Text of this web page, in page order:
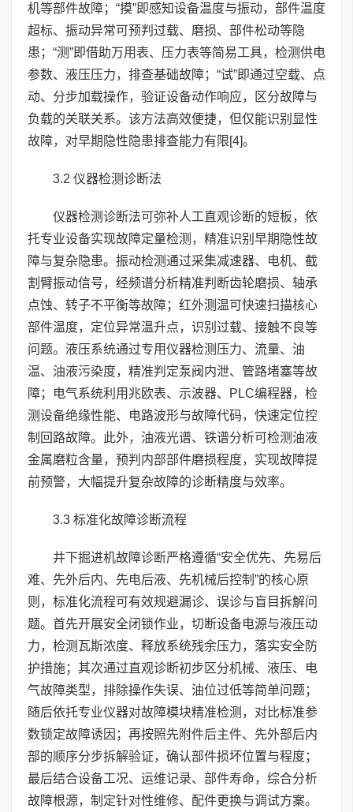
机等部件故障；“摸”即感知设备温度与振动，部件温度
超标、振动异常可预判过载、磨损、部件松动等隐
患；“测”即借助万用表、压力表等简易工具，检测供电
参数、液压压力，排查基础故障；“试”即通过空载、点
动、分步加载操作，验证设备动作响应，区分故障与
负载的关联关系。该方法高效便捷，但仅能识别显性
故障，对早期隐性隐患排查能力有限[4]。
3.2 仪器检测诊断法
仪器检测诊断法可弥补人工直观诊断的短板，依
托专业设备实现故障定量检测，精准识别早期隐性故
障与复杂隐患。振动检测通过采集减速器、电机、截
割臂振动信号，经频谱分析精准判断齿轮磨损、轴承
点蚀、转子不平衡等故障；红外测温可快速扫描核心
部件温度，定位异常温升点，识别过载、接触不良等
问题。液压系统通过专用仪器检测压力、流量、油
温、油液污染度，精准判定泵阀内泄、管路堵塞等故
障；电气系统利用兆欧表、示波器、PLC编程器，检
测设备绝缘性能、电路波形与故障代码，快速定位控
制回路故障。此外，油液光谱、铁谱分析可检测油液
金属磨粒含量，预判内部部件磨损程度，实现故障提
前预警，大幅提升复杂故障的诊断精度与效率。
3.3 标准化故障诊断流程
井下掘进机故障诊断严格遵循“安全优先、先易后
难、先外后内、先电后液、先机械后控制”的核心原
则，标准化流程可有效规避漏诊、误诊与盲目拆解问
题。首先开展安全闭锁作业，切断设备电源与液压动
力，检测瓦斯浓度、释放系统残余压力，落实安全防
护措施；其次通过直观诊断初步区分机械、液压、电
气故障类型，排除操作失误、油位过低等简单问题；
随后依托专业仪器对故障模块精准检测，对比标准参
数锁定故障诱因；再按照先附件后主件、先外部后内
部的顺序分步拆解验证，确认部件损坏位置与程度；
最后结合设备工况、运维记录、部件寿命，综合分析
故障根源，制定针对性维修、配件更换与调试方案。